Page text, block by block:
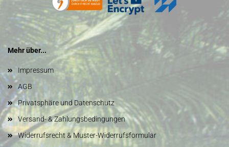
Mehr über...
Impressum
AGB
Privatsphäre und Datenschutz
Versand- & Zahlungsbedingungen
Widerrufsrecht & Muster-Widerrufsformular